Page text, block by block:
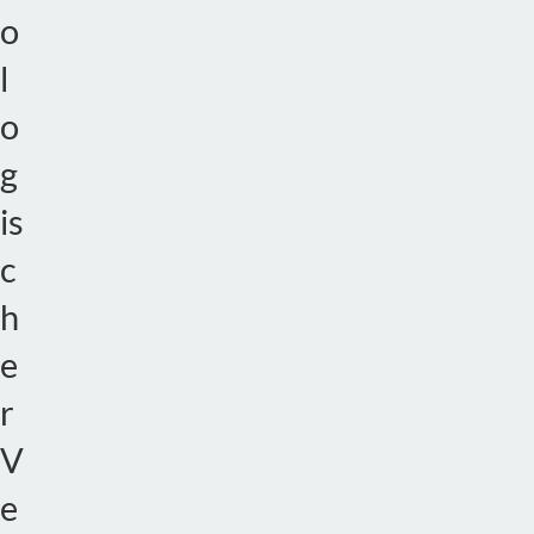
o
l
o
g
is
c
h
e
r
V
e